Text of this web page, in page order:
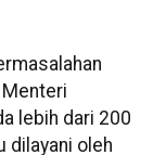
lebih dari 200
dilayani oleh